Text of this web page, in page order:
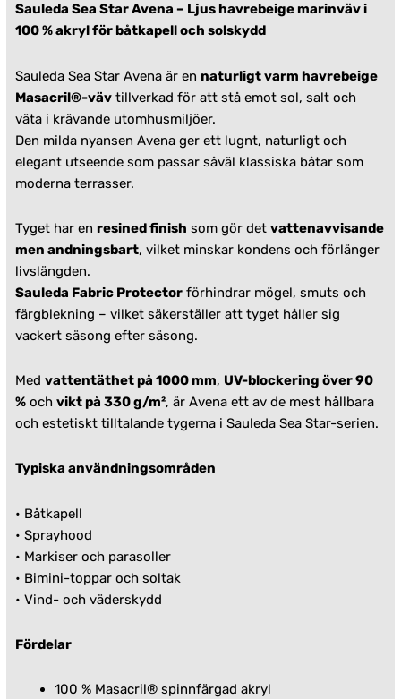
Sauleda Sea Star Avena – Ljus havrebeige marinväv i
100 % akryl för båtkapell och solskydd
Sauleda Sea Star Avena är en naturligt varm havrebeige
Masacril®-väv tillverkad för att stå emot sol, salt och
väta i krävande utomhusmiljöer.
Den milda nyansen Avena ger ett lugnt, naturligt och
elegant utseende som passar såväl klassiska båtar som
moderna terrasser.
Tyget har en resined finish som gör det vattenavvisande
men andningsbart, vilket minskar kondens och förlänger
livslängden.
Sauleda Fabric Protector förhindrar mögel, smuts och
färgblekning – vilket säkerställer att tyget håller sig
vackert säsong efter säsong.
Med vattentäthet på 1000 mm, UV-blockering över 90
% och vikt på 330 g/m², är Avena ett av de mest hållbara
och estetiskt tilltalande tygerna i Sauleda Sea Star-serien.
Typiska användningsområden
• Båtkapell
• Sprayhood
• Markiser och parasoller
• Bimini-toppar och soltak
• Vind- och väderskydd
Fördelar
100 % Masacril® spinnfärgad akryl